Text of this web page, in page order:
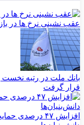
عقب نشینی نرخ ها در
بانك ملت در رتبه نخست
قرار گرفت
افزایش ۴۷